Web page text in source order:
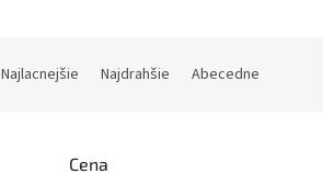
Najlacnejšie Najdrahšie Abecedne
Cena